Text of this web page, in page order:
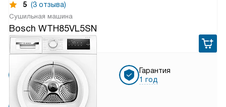
5 (3 отзыва)
Сушильная машина
Bosch WTH85VL5SN
85 910руб.
Бесплатная
доставка
Бесплатная
Гарантия
1 год